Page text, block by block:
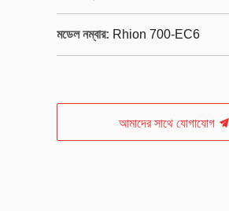
মডেল নম্বার: Rhion 700-EC6
আমাদের সাথে যোগাযোগ